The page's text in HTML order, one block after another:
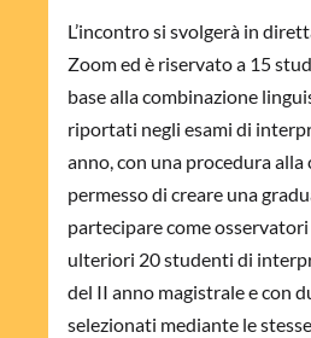
L’incontro si svolgerà in
Zoom ed è riservato a 15
base alla combinazione
riportati negli esami di
anno, con una procedura alla
permesso di creare una
partecipare come
ulteriori 20 studenti di
del II anno magistrale e con
selezionati mediante le